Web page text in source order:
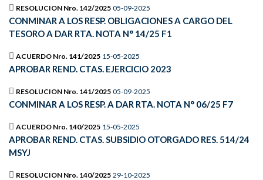
RESOLUCION Nro. 142/2025 05-09-2025
CONMINAR A LOS RESP. OBLIGACIONES A CARGO DEL
TESORO A DAR RTA. NOTA N° 14/25 F1
ACUERDO Nro. 141/2025 15-05-2025
APROBAR REND. CTAS. EJERCICIO 2023
RESOLUCION Nro. 141/2025 05-09-2025
CONMINAR A LOS RESP. A DAR RTA. NOTA N° 06/25 F7
ACUERDO Nro. 140/2025 15-05-2025
APROBAR REND. CTAS. SUBSIDIO OTORGADO RES. 514/24
MSYJ
RESOLUCION Nro. 140/2025 29-10-2025